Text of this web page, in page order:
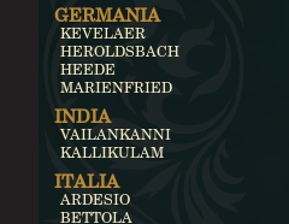
GERMANIA
KEVELAER
HEROLDSBACH
HEEDE
MARIENFRIED
INDIA
VAILANKANNI
KALLIKULAM
ITALIA
ARDESIO
BETTOLA